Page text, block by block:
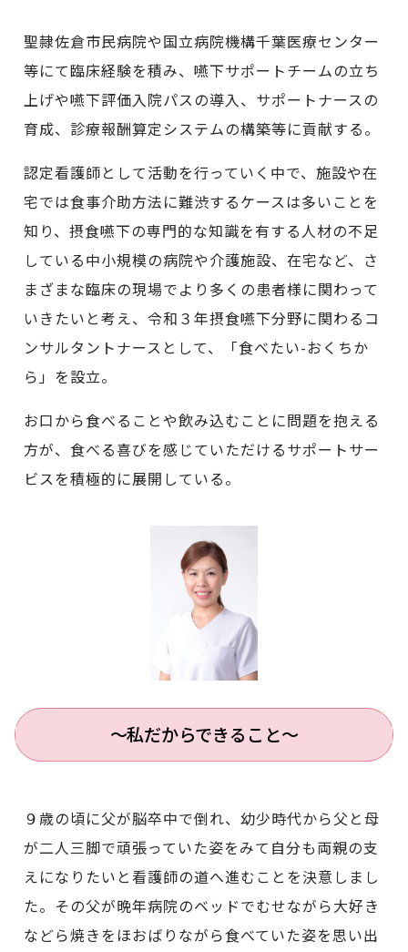
聖隷佐倉市民病院や国立病院機構千葉医療センター
等にて臨床経験を積み、嚥下サポートチームの立ち
上げや嚥下評価入院パスの導入、サポートナースの
育成、診療報酬算定システムの構築等に貢献する。
認定看護師として活動を行っていく中で、施設や在
宅では食事介助方法に難渋するケースは多いことを
知り、摂食嚥下の専門的な知識を有する人材の不足
している中小規模の病院や介護施設、在宅など、さ
まざまな臨床の現場でより多くの患者様に関わって
いきたいと考え、令和３年摂食嚥下分野に関わるコ
ンサルタントナースとして、「食べたい-おくちか
ら」を設立。
お口から食べることや飲み込むことに問題を抱える
方が、食べる喜びを感じていただけるサポートサー
ビスを積極的に展開している。
〜私だからできること〜
９歳の頃に父が脳卒中で倒れ、幼少時代から父と母
が二人三脚で頑張っていた姿をみて自分も両親の支
えになりたいと看護師の道へ進むことを決意しまし
た。その父が晩年病院のベッドでむせながら大好き
などら焼きをほおばりながら食べていた姿を思い出